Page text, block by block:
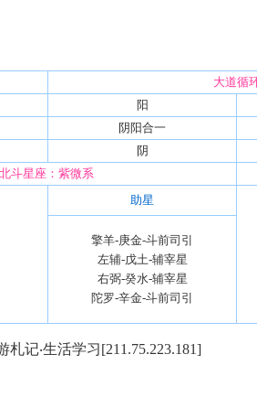
大道循
阳
阴阳合一
阴
北斗星座：紫微系
助星
擎羊-庚金-斗前司引
左辅-戊土-辅宰星
右弼-癸水-辅宰星
陀罗-辛金-斗前司引
札记‧生活学习[211.75.223.181]